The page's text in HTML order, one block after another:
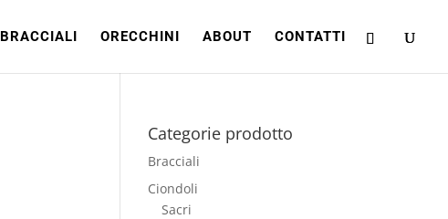
BRACCIALI ORECCHINI ABOUT CONTATTI
Categorie prodotto
Bracciali
Ciondoli
Sacri